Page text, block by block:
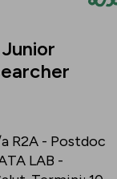
R2A - Postdoc
LAB -